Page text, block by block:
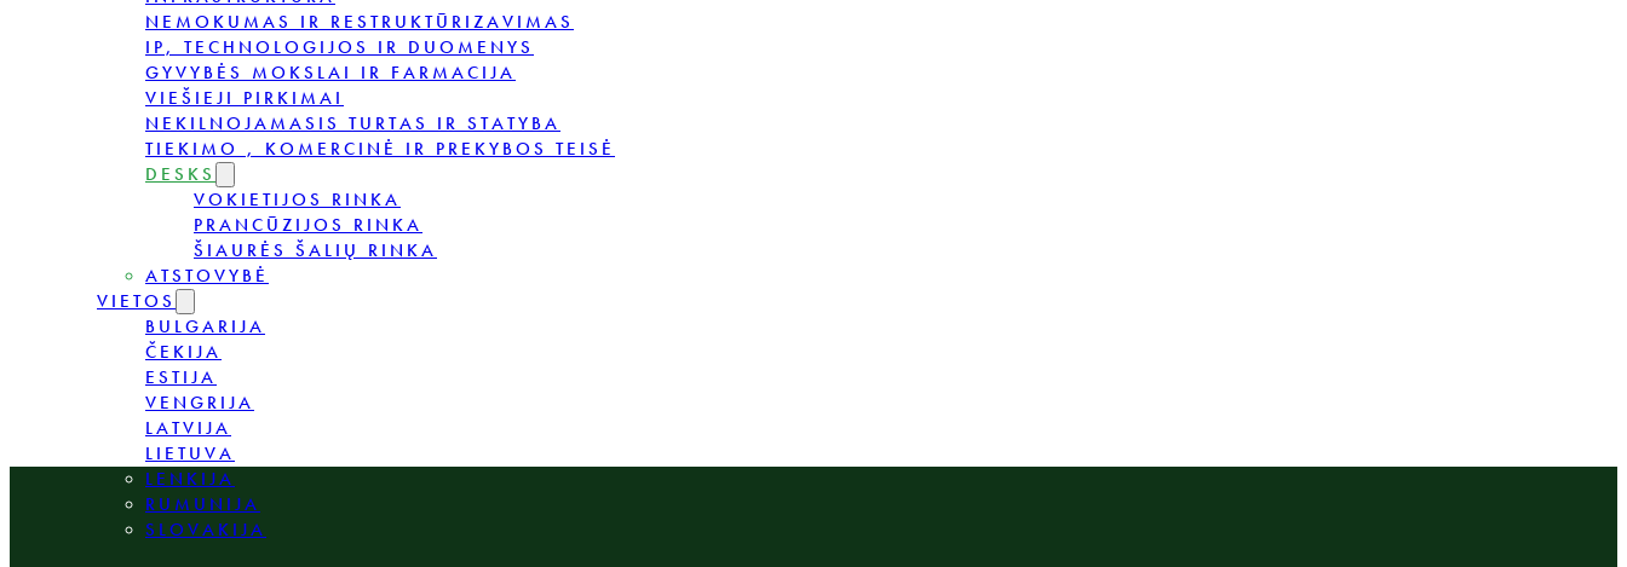
NEMOKUMAS IR RESTRUKTŪRIZAVIMAS
IP, TECHNOLOGIJOS IR DUOMENYS
GYVYBĖS MOKSLAI IR FARMACIJA
VIEŠIEJI PIRKIMAI
NEKILNOJAMASIS TURTAS IR STATYBA
TIEKIMO , KOMERCINĖ IR PREKYBOS TEISĖ
DESKS
VOKIETIJOS RINKA
PRANCŪZIJOS RINKA
ŠIAURĖS ŠALIŲ RINKA
ATSTOVYBĖ
VIETOS
BULGARIJA
ČEKIJA
ESTIJA
VENGRIJA
LATVIJA
LIETUVA
LENKIJA
RUMUNIJA
SLOVAKIJA